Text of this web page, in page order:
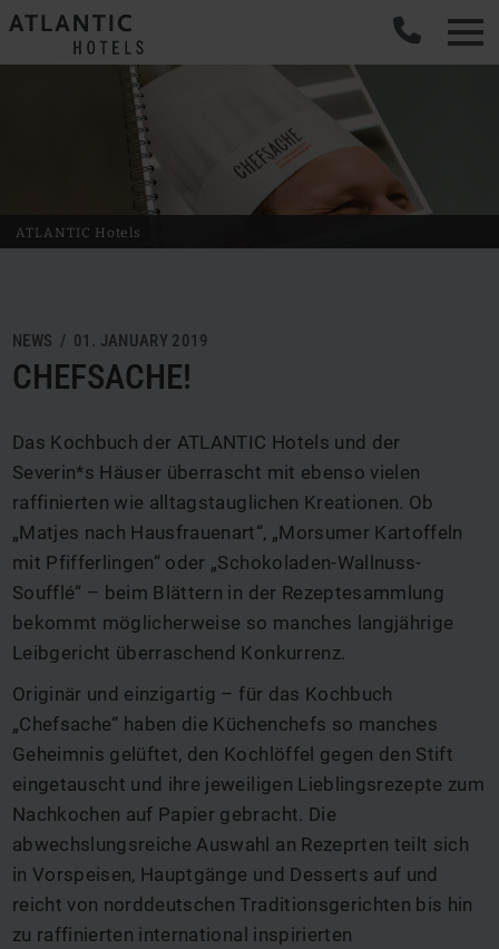
ATLANTIC Hotels
NEWS / 01. JANUARY 2019
CHEFSACHE!
Das Kochbuch der ATLANTIC Hotels und der
Severin*s Häuser überrascht mit ebenso vielen
raffinierten wie alltagstauglichen Kreationen. Ob
„Matjes nach Hausfrauenart“, „Morsumer Kartoffeln
mit Pfifferlingen“ oder „Schokoladen-Wallnuss-
Soufflé“ – beim Blättern in der Rezeptesammlung
bekommt möglicherweise so manches langjährige
Leibgericht überraschend Konkurrenz.
Originär und einzigartig – für das Kochbuch
„Chefsache“ haben die Küchenchefs so manches
Geheimnis gelüftet, den Kochlöffel gegen den Stift
eingetauscht und ihre jeweiligen Lieblingsrezepte zum
Nachkochen auf Papier gebracht. Die
abwechslungsreiche Auswahl an Rezeprten teilt sich
in Vorspeisen, Hauptgänge und Desserts auf und
reicht von norddeutschen Traditionsgerichten bis hin
zu raffinierten international inspirierten